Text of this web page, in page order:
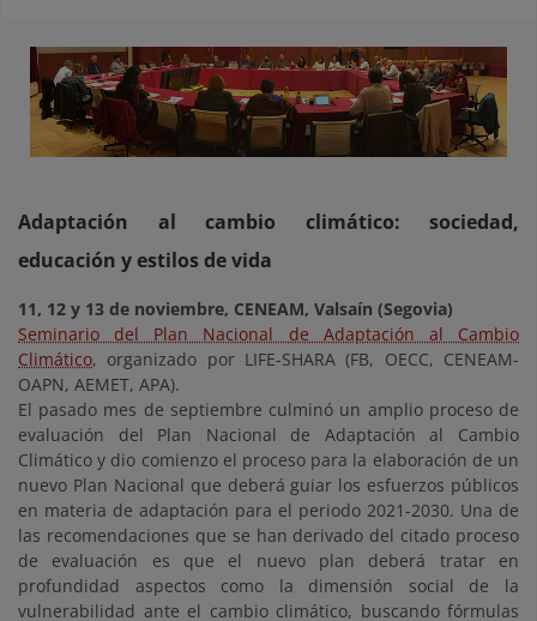
Adaptación al cambio climático: sociedad,
educación y estilos de vida
11, 12 y 13 de noviembre, CENEAM, Valsaín (Segovia)
Seminario del Plan Nacional de Adaptación al Cambio
Climático, organizado por LIFE-SHARA (FB, OECC, CENEAM-
OAPN, AEMET, APA).
El pasado mes de septiembre culminó un amplio proceso de
evaluación del Plan Nacional de Adaptación al Cambio
Climático y dio comienzo el proceso para la elaboración de un
nuevo Plan Nacional que deberá guiar los esfuerzos públicos
en materia de adaptación para el periodo 2021-2030. Una de
las recomendaciones que se han derivado del citado proceso
de evaluación es que el nuevo plan deberá tratar en
profundidad aspectos como la dimensión social de la
vulnerabilidad ante el cambio climático, buscando fórmulas